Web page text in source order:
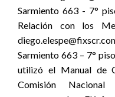
Sarmiento 663 - 7°
Relación con los
Sarmiento 663 – 7°
utilizó el Manual de
Comisión